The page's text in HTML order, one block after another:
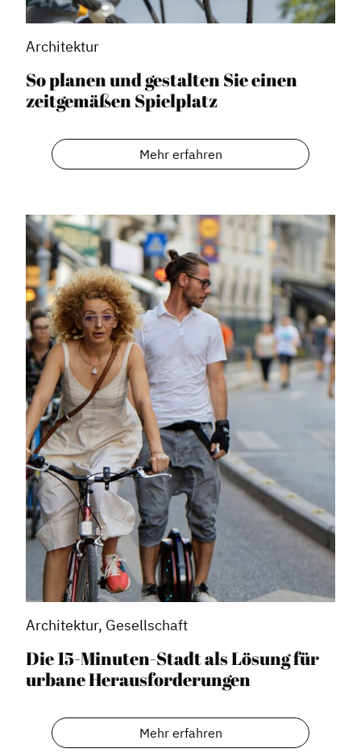
Architektur
So planen und gestalten Sie einen
zeitgemäßen Spielplatz
Mehr erfahren
Architektur, Gesellschaft
Die 15-Minuten-Stadt als Lösung für
urbane Herausforderungen
Mehr erfahren